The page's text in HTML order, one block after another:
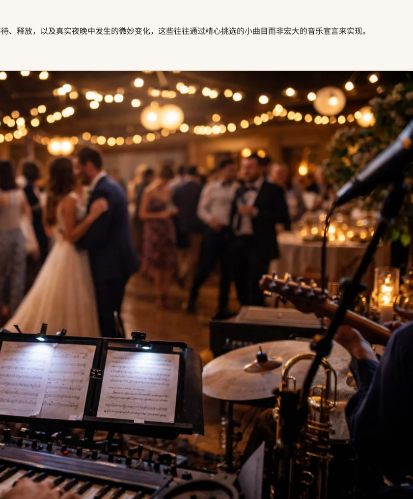
释放，以及真实夜晚中发生的微妙变化，这些往往通过精心挑选的小曲目而非宏大的音乐宣言来实现。